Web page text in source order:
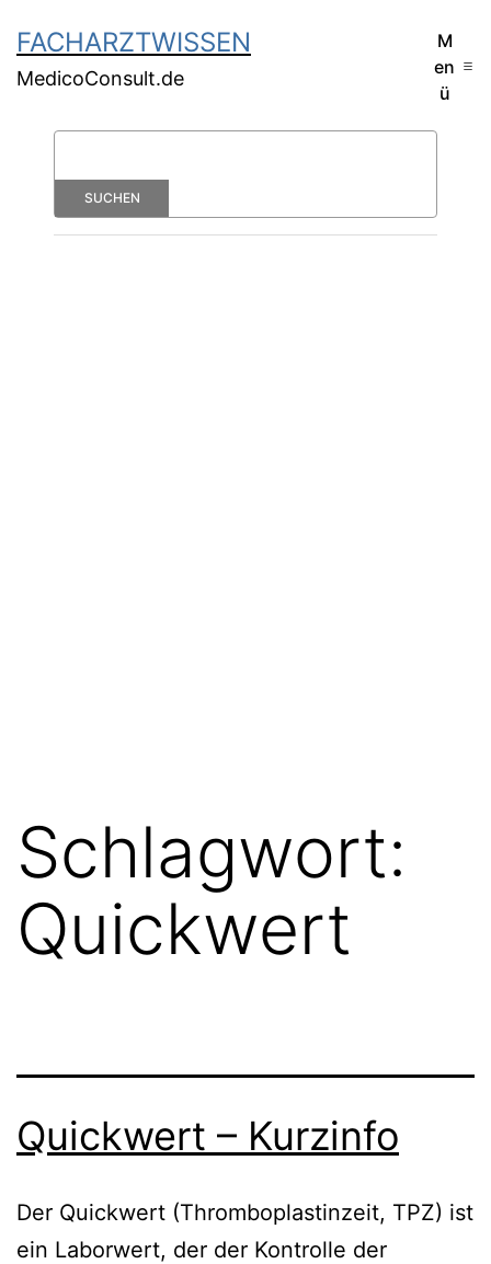
FACHARZTWISSEN
MedicoConsult.de
M
en
ü
Schlagwort:
Quickwert
Quickwert – Kurzinfo
Der Quickwert (Thromboplastinzeit, TPZ) ist
ein Laborwert, der der Kontrolle der